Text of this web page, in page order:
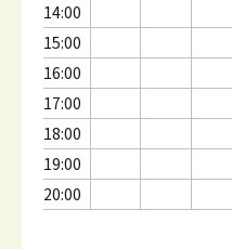
14:00
15:00
16:00
17:00
18:00
19:00
20:00